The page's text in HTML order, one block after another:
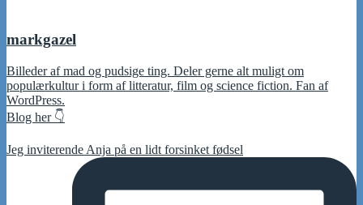
markgazel
Billeder af mad og pudsige ting. Deler gerne alt muligt om
populærkultur i form af litteratur, film og science fiction. Fan af
WordPress.
Blog her 👇
Jeg inviterende Anja på en lidt forsinket fødsel